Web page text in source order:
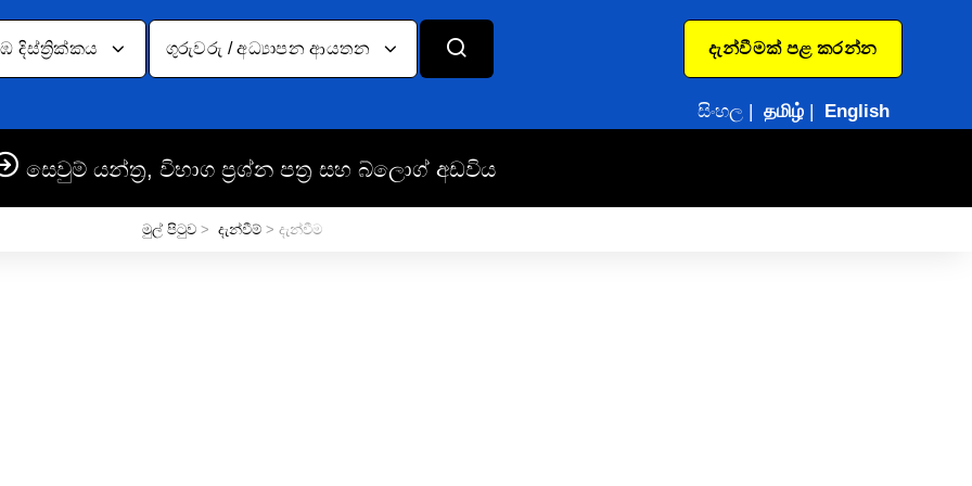
දිස්ත්‍රික්කය ගුරුවරු / අධ්‍යාපන ආයතන දැන්වීමක් පළ කරන්න
සිංහල| தமிழ்| English
සෙවුම් යන්ත්‍ර, විභාග ප්‍රශ්න පත්‍ර සහ බ්ලොග් අඩවිය
මුල් පිටුව > දැන්වීම් > දැන්වීම